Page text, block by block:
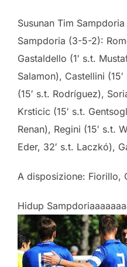
Susunan Tim Sampdoria
Sampdoria (3-5-2):
Gastaldello (1′ s.t.
Salamon), Castellini
(15′ s.t. Rodríguez),
Krsticic (15′ s.t.
Renan), Regini (15′ s.t.
Eder, 32′ s.t. Laczkó),
A disposizione: Fiorillo,
Hidup